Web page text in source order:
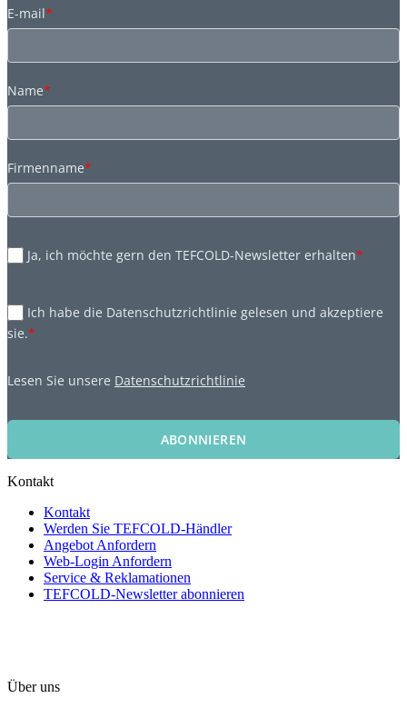
E-mail*
Name*
Firmenname*
Ja, ich möchte gern den TEFCOLD-Newsletter erhalten*
Ich habe die Datenschutzrichtlinie gelesen und akzeptiere
sie.*
Lesen Sie unsere Datenschutzrichtlinie
ABONNIEREN
Kontakt
Kontakt
Werden Sie TEFCOLD-Händler
Angebot Anfordern
Web-Login Anfordern
Service & Reklamationen
TEFCOLD-Newsletter abonnieren
Über uns